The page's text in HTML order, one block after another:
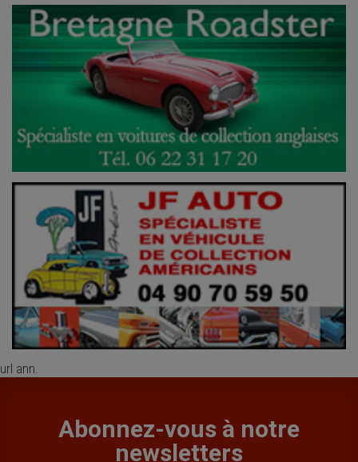
url ann.
Abonnez-vous à notre
newsletters